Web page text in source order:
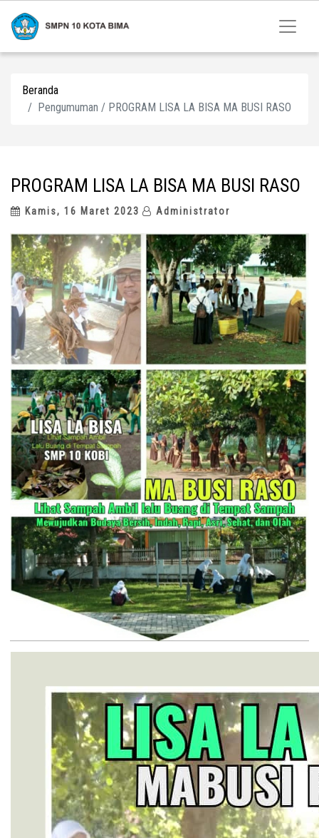
Beranda
Pengumuman / PROGRAM LISA LA BISA MA BUSI RASO
PROGRAM LISA LA BISA MA BUSI RASO
Kamis, 16 Maret 2023 Administrator